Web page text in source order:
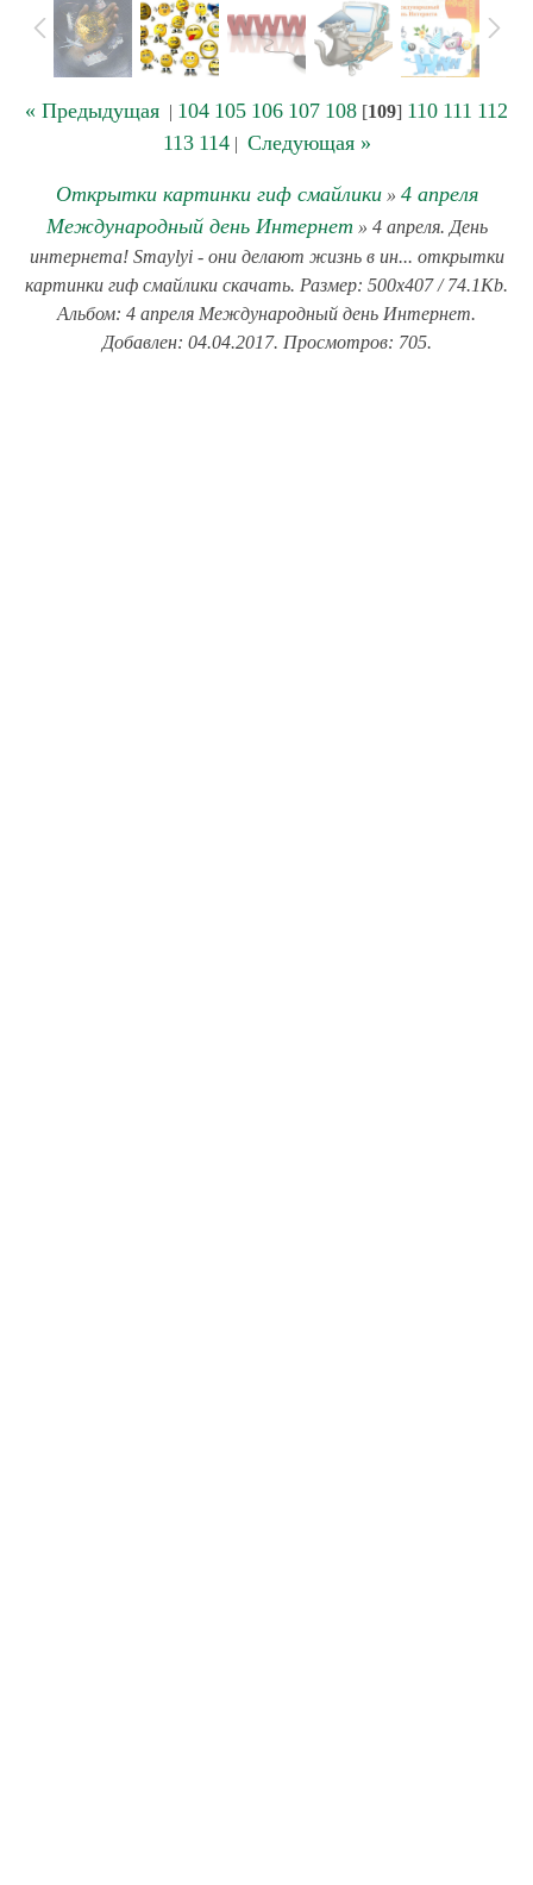
« Предыдущая | 104 105 106 107 108 [109] 110 111 112
113 114| Следующая »
Открытки картинки гиф смайлики» 4 апреля
Международный день Интернет » 4 апреля. День
интернета! Smaylyi - они делают жизнь в ин... открытки
картинки гиф смайлики скачать. Размер: 500x407 / 74.1Kb.
Альбом: 4 апреля Международный день Интернет.
Добавлен: 04.04.2017. Просмотров: 705.